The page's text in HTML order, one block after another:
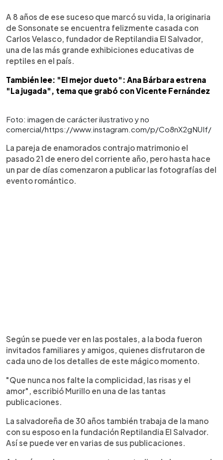
A 8 años de ese suceso que marcó su vida, la originaria
de Sonsonate se encuentra felizmente casada con
Carlos Velasco, fundador de Reptilandia El Salvador,
una de las más grande exhibiciones educativas de
reptiles en el país.
También lee: "El mejor dueto": Ana Bárbara estrena
"La jugada", tema que grabó con Vicente Fernández
Foto: imagen de carácter ilustrativo y no
comercial/https://www.instagram.com/p/Co8nX2gNUIf/
La pareja de enamorados contrajo matrimonio el
pasado 21 de enero del corriente año, pero hasta hace
un par de días comenzaron a publicar las fotografías del
evento romántico.
Según se puede ver en las postales, a la boda fueron
invitados familiares y amigos, quienes disfrutaron de
cada uno de los detalles de este mágico momento.
"Que nunca nos falte la complicidad, las risas y el
amor", escribió Murillo en una de las tantas
publicaciones.
La salvadoreña de 30 años también trabaja de la mano
con su esposo en la fundación Reptilandia El Salvador.
Así se puede ver en varias de sus publicaciones.